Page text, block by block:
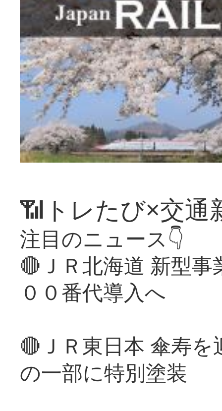
📶トレたび×交通
注目のニュース👇
🔴ＪＲ北海道 新型
００番代導入へ
🔴ＪＲ東日本 傘寿
の一部に特別塗装